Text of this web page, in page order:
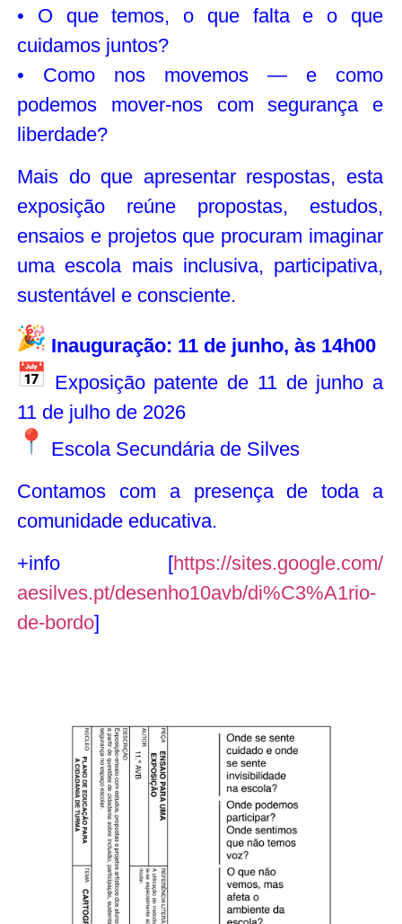
• O que temos, o que falta e o que
cuidamos juntos?
• Como nos movemos — e como
podemos mover-nos com segurança e
liberdade?
Mais do que apresentar respostas, esta
exposição reúne propostas, estudos,
ensaios e projetos que procuram imaginar
uma escola mais inclusiva, participativa,
sustentável e consciente.
Inauguração: 11 de junho, às 14h00
Exposição patente de 11 de junho a
11 de julho de 2026
Escola Secundária de Silves
Contamos com a presença de toda a
comunidade educativa.
+info [https://sites.google.com/
aesilves.pt/desenho10avb/di%C3%A1rio-
de-bordo]